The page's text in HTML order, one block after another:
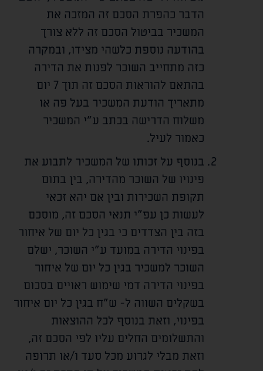
הדבר כהפרת הסכם זה המזכה את
המשכיר בביטול הסכם זה ללא צורך
בהודעה נוספת כלשהי מצידו, ובמקרה
כזה מתחייב השוכר לפנות את הדירה
בהתאם להוראות הסכם זה תוך 7 יום
מתאריך הודעת המשכיר בעל פה או
משלוח הדרישה בכתב ע"י המשכיר
כאמור לעיל.
בנוסף על זכותו של המשכיר לתבוע את
פינויו של השוכר מהדירה, בין בתום
תקופת השכירות ובין אם יהא זכאי
לעשות כן עפ"י תנאי הסכם זה, מוסכם
בזה בין הצדדים כי בגין כל יום של איחור
בפינוי הדירה במועד ע"י השוכר, ישלם
השוכר למשכיר בגין כל יום של איחור
בפינוי הדירה דמי שימוש ראויים בסכום
בשקלים השווה ל- ש"ח בגין כל יום איחור
בפינוי, וזאת בנוסף לכל ההוצאות
והתשלומים החלים עליו לפי הסכם זה,
וזאת מבלי לגרוע מכל סעד ו/או תרופה